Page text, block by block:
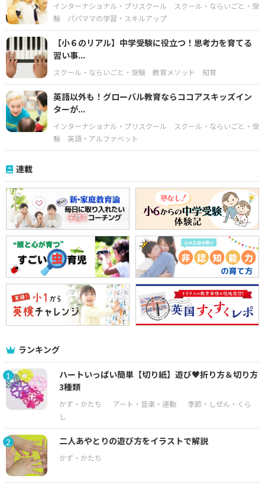
インターナショナル・プリスクール
スクール・ならいごと・受
験
パパママの学習・スキルアップ
【小６のリアル】中学受験に役立つ！思考力を育てる
習い事...
スクール・ならいごと・受験 教育メソッド 知育
英語以外も！グローバル教育ならココアスキッズイン
ターが...
インターナショナル・プリスクール
スクール・ならいごと・受
験
英語・アルファベット
連載
ランキング
1
ハートいっぱい簡単【切り紙】遊び♥折り方＆切り方
3種類
2 二人あやとりの遊び方をイラストで解説